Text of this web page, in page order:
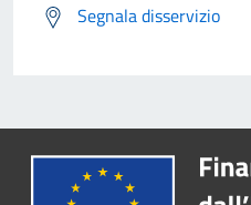
Segnala disservizio